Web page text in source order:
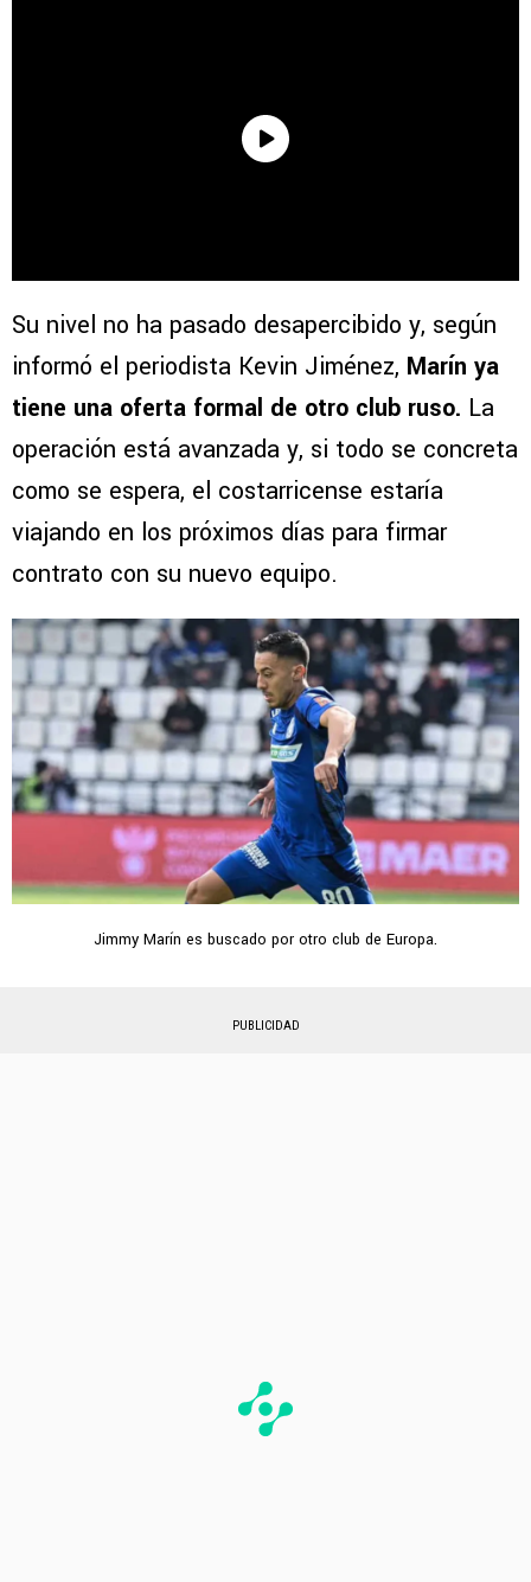
Su nivel no ha pasado desapercibido y, según
informó el periodista Kevin Jiménez, Marín ya
tiene una oferta formal de otro club ruso. La
operación está avanzada y, si todo se concreta
como se espera, el costarricense estaría
viajando en los próximos días para firmar
contrato con su nuevo equipo.
Jimmy Marín es buscado por otro club de Europa.
PUBLICIDAD